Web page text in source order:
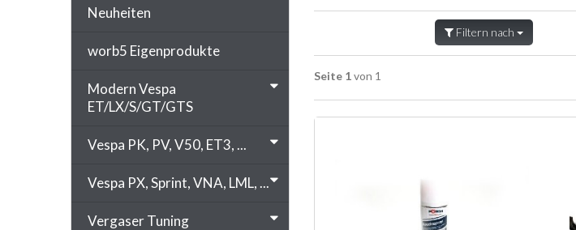
Filtern nach
Seite 1von 1
Neuheiten
worb5 Eigenprodukte
Modern Vespa
ET/LX/S/GT/GTS
Vespa PK, PV, V50, ET3, ...
Vespa PX, Sprint, VNA, LML, ...
Vergaser Tuning